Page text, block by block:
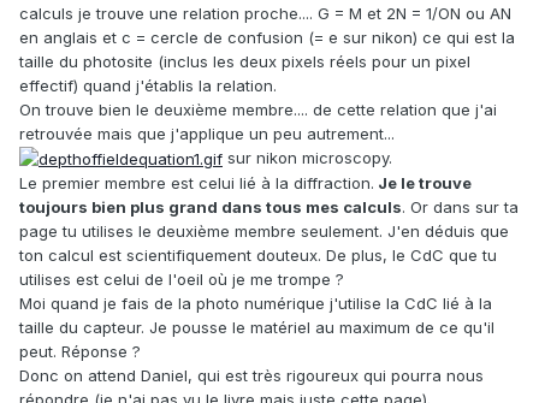
calculs je trouve une relation proche.... G = M et 2N = 1/ON ou AN
en anglais et c = cercle de confusion (= e sur nikon) ce qui est la
taille du photosite (inclus les deux pixels réels pour un pixel
effectif) quand j'établis la relation.
On trouve bien le deuxième membre.... de cette relation que j'ai
retrouvée mais que j'applique un peu autrement...
sur nikon microscopy.
Le premier membre est celui lié à la diffraction. Je le trouve
toujours bien plus grand dans tous mes calculs. Or dans sur ta
page tu utilises le deuxième membre seulement. J'en déduis que
ton calcul est scientifiquement douteux. De plus, le CdC que tu
utilises est celui de l'oeil où je me trompe ?
Moi quand je fais de la photo numérique j'utilise la CdC lié à la
taille du capteur. Je pousse le matériel au maximum de ce qu'il
peut. Réponse ?
Donc on attend Daniel, qui est très rigoureux qui pourra nous